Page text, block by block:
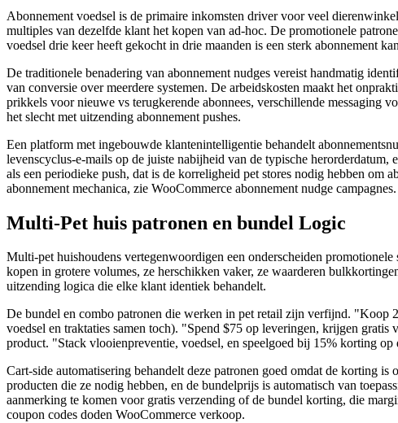
Abonnement voedsel is de primaire inkomsten driver voor veel
multiples van dezelfde klant het kopen van ad-hoc. De promotionele
voedsel drie keer heeft gekocht in drie maanden is een sterk abonnement
De traditionele benadering van abonnement nudges vereist handmatig
van conversie over meerdere systemen. De arbeidskosten maakt het
prikkels voor nieuwe vs terugkerende abonnees, verschillende messaging
het slecht met uitzending abonnement pushes.
Een platform met ingebouwde klantenintelligentie behandelt
levenscyclus-e-mails op de juiste nabijheid van de typische
als een periodieke push, dat is de korreligheid pet stores nodig hebben om
abonnement mechanica, zie WooCommerce abonnement nudge campagnes.
Multi-Pet huis patronen en bundel Logic
Multi-pet huishoudens vertegenwoordigen een onderscheiden
kopen in grotere volumes, ze herschikken vaker, ze waarderen
uitzending logica die elke klant identiek behandelt.
De bundel en combo patronen die werken in pet retail zijn verfijnd. "Koop
voedsel en traktaties samen toch). "Spend $75 op leveringen, krijgen
product. "Stack vlooienpreventie, voedsel, en speelgoed bij 15% korting
Cart-side automatisering behandelt deze patronen goed omdat de korting
producten die ze nodig hebben, en de bundelprijs is automatisch van
aanmerking te komen voor gratis verzending of de bundel korting, die
coupon codes doden WooCommerce verkoop.